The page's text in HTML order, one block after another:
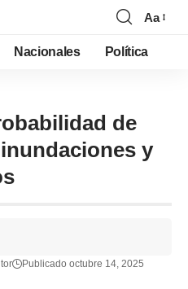
Aa
Nacionales Política
de
y
Publicado octubre 14, 2025